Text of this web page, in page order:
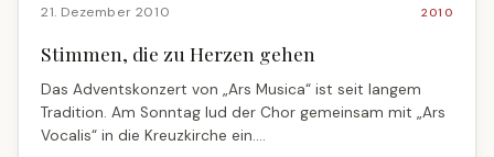
21. Dezember 2010 2010
Stimmen, die zu Herzen gehen
Das Adventskonzert von „Ars Musica“ ist seit langem
Tradition. Am Sonntag lud der Chor gemeinsam mit „Ars
Vocalis“ in die Kreuzkirche ein.…